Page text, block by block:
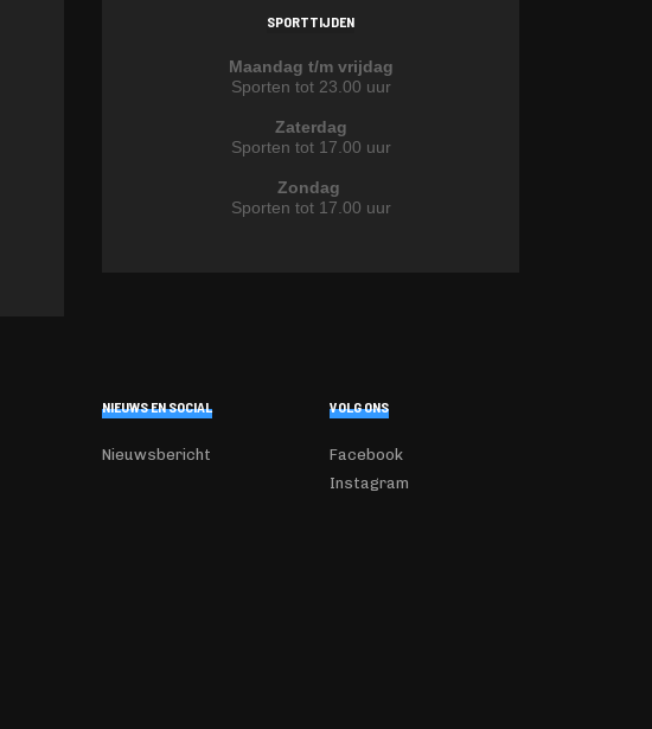
SPORTTIJDEN
Maandag t/m vrijdag
Sporten tot 23.00 uur
Zaterdag
Sporten tot 17.00 uur
Zondag
Sporten tot 17.00 uur
NIEUWS EN SOCIAL
Nieuwsbericht
VOLG ONS
Facebook
Instagram